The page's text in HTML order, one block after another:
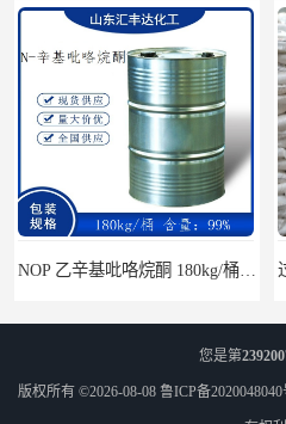
您是第
版权所有 ©2026-08-08 鲁ICP备